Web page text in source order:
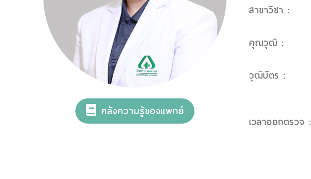
คลังความรู้ของแพทย์
สาขาวิชา :
คุณวุฒิ :
วุฒิบัตร :
เวลาออกตรวจ :